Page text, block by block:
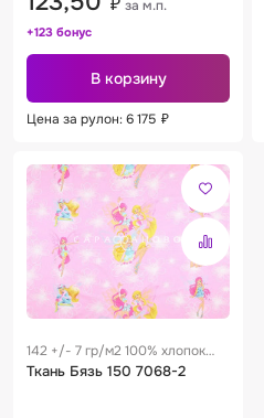
за м.п.
+123 бонус
В корзину
Цена за рулон: 6 175 ₽
142 +/- 7 гр/м2 100% хлопок
0.29 м
Ткань Бязь 150 7068-2